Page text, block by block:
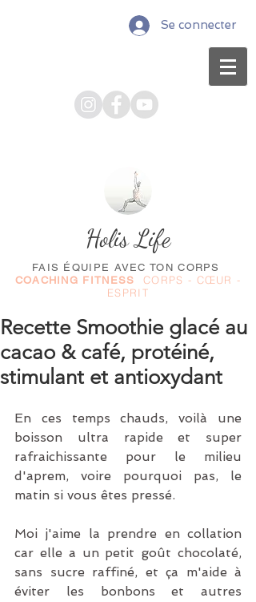
Se connecter
Holis Life
FAIS ÉQUIPE AVEC TON CORPS
COACHING FITNESS
CORPS - CŒUR -
ESPRIT
Recette Smoothie glacé au
cacao & café, protéiné,
stimulant et antioxydant
En ces temps chauds, voilà une
boisson ultra rapide et super
rafraichissante pour le milieu
d'aprem, voire pourquoi pas, le
matin si vous êtes pressé.
Moi j'aime la prendre en collation
car elle a un petit goût chocolaté,
sans sucre raffiné, et ça m'aide à
éviter les bonbons et autres